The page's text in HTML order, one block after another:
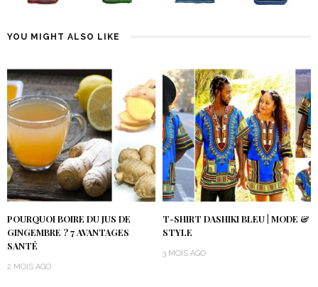
YOU MIGHT ALSO LIKE
POURQUOI BOIRE DU JUS DE
GINGEMBRE ? 7 AVANTAGES
SANTÉ
2 MOIS AGO
T-SHIRT DASHIKI BLEU | MODE &
STYLE
3 MOIS AGO